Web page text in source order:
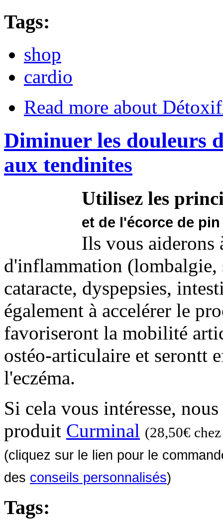
Tags:
shop
cardio
Read more about
Diminuer les douleurs
aux tendinites
Utilisez les
et de l'écorce de
Ils vous aiderons
d'inflammation
cataracte, dyspepsies,
également à accelérer le
favoriseront la mobilité
ostéo-articulaire et serontt
l'eczéma.
Si cela vous intéresse,
produit Curminal (28,50€
(cliquez sur le lien pour le
des conseils personnalisés)
Tags: